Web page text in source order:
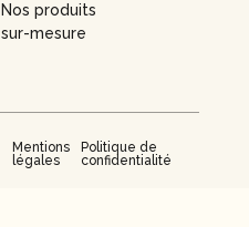
Nos produits
sur-mesure
Mentions
légales
Politique de
confidentialité